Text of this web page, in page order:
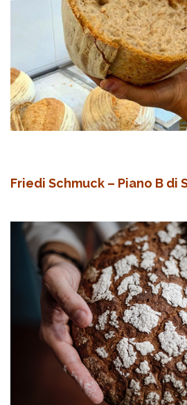
Friedi Schmuck – Piano B di